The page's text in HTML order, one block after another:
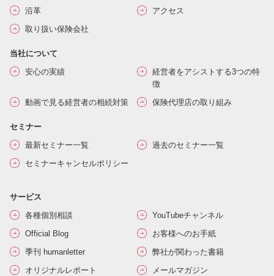
沿革
アクセス
取り扱い保険会社
当社について
安心の実績
経営者をアシストする3つの特
徴
動画で見る経営者の相続対策
保険代理店の取り組み
セミナー
最新セミナー一覧
過去のセミナー一覧
セミナーキャンセルポリシー
サービス
各種個別相談
YouTubeチャンネル
Official Blog
お客様へのお手紙
季刊 humanletter
弊社が関わった書籍
オリジナルレポート
メールマガジン